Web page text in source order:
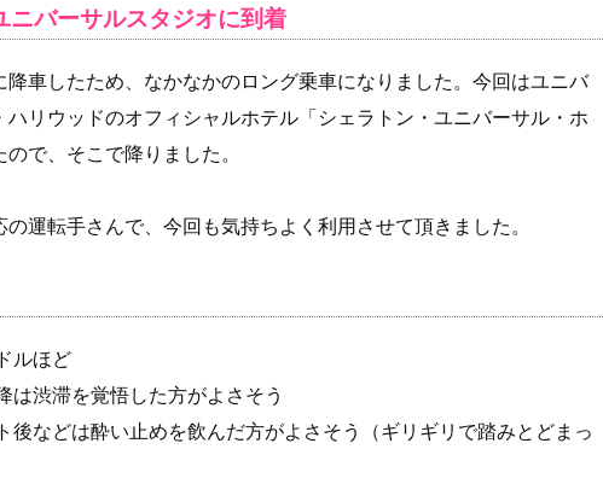
ニバーサルスタジオに到着
降車したため、なかなかのロング乗車になりました。今回はユニバ
ハリウッドのオフィシャルホテル「シェラトン・ユニバーサル・ホ
で、そこで降りました。
の運転手さんで、今回も気持ちよく利用させて頂きました。
ルほど
は渋滞を覚悟した方がよさそう
後などは酔い止めを飲んだ方がよさそう（ギリギリで踏みとどまっ